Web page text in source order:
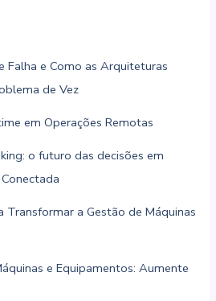
Falha e Como as Arquiteturas
de Vez
em Operações Remotas
o futuro das decisões em
a Gestão de Máquinas
e Equipamentos: Aumente